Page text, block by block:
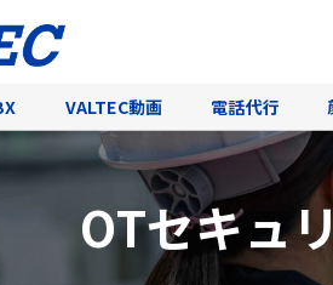
VALTEC動画 電話代行
OTセキュ